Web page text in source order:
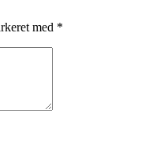
med *